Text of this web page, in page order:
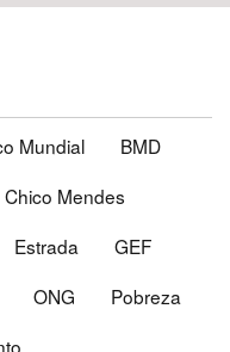
Mundial
BMD
Chico Mendes
Estrada
GEF
ONG
Pobreza